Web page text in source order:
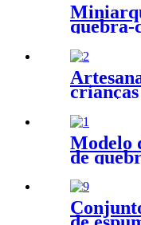
quebra-
cabeça
A027-
casa
C026
Modelo
de
3D de
exibição